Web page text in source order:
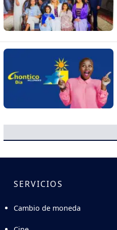
SERVICIOS
Cambio de moneda